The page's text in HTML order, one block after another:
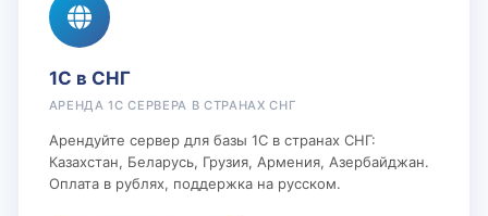
1С в СНГ
АРЕНДА 1С СЕРВЕРА В СТРАНАХ СНГ
Арендуйте сервер для базы 1С в странах СНГ:
Казахстан, Беларусь, Грузия, Армения, Азербайджан.
Оплата в рублях, поддержка на русском.